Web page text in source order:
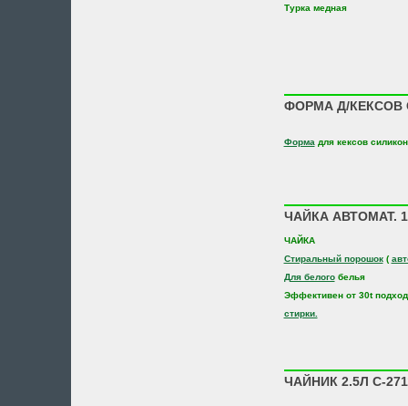
Турка медная
ФОРМА Д/КЕКСОВ
Форма для кексов
ЧАЙКА АВТОМАТ.
ЧАЙКА
Стиральный порошок(
Для белогобелья
Эффективен от 30t
стирки.
ЧАЙНИК 2.5Л С-